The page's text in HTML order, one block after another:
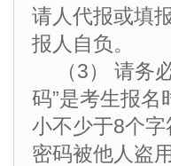
请人代报或填
报人自负。
（3） 请务
码”是考生报
小不少于8个
密码被他人盗